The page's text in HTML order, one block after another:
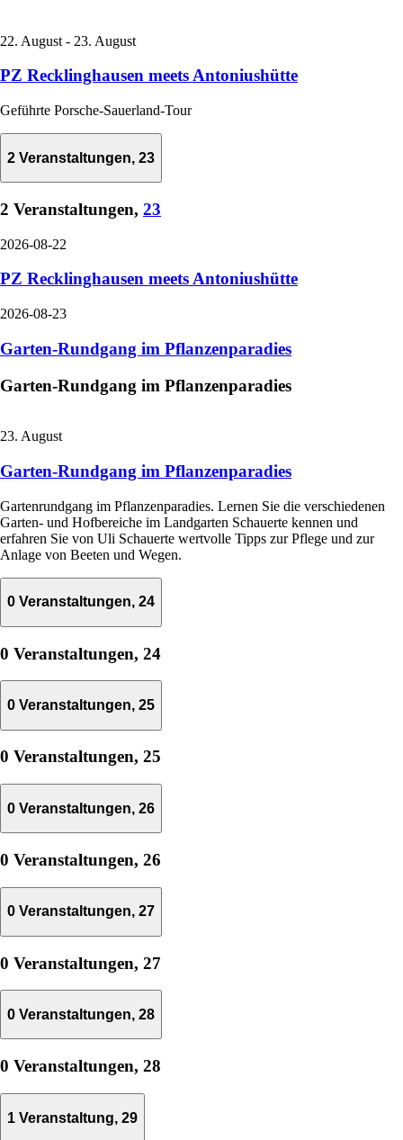
22. August - 23. August
PZ Recklinghausen meets Antoniushütte
Geführte Porsche-Sauerland-Tour
2 Veranstaltungen, 23
2 Veranstaltungen, 23
2026-08-22
PZ Recklinghausen meets Antoniushütte
2026-08-23
Garten-Rundgang im Pflanzenparadies
Garten-Rundgang im Pflanzenparadies
23. August
Garten-Rundgang im Pflanzenparadies
Gartenrundgang im Pflanzenparadies. Lernen Sie die verschiedenen
Garten- und Hofbereiche im Landgarten Schauerte kennen und
erfahren Sie von Uli Schauerte wertvolle Tipps zur Pflege und zur
Anlage von Beeten und Wegen.
0 Veranstaltungen, 24
0 Veranstaltungen, 24
0 Veranstaltungen, 25
0 Veranstaltungen, 25
0 Veranstaltungen, 26
0 Veranstaltungen, 26
0 Veranstaltungen, 27
0 Veranstaltungen, 27
0 Veranstaltungen, 28
0 Veranstaltungen, 28
1 Veranstaltung, 29